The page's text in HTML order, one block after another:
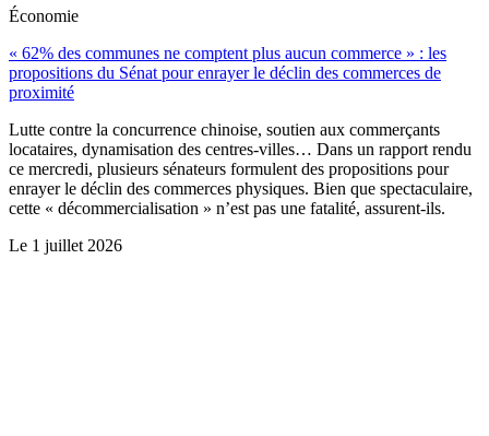
Économie
« 62% des communes ne comptent plus aucun commerce » : les
propositions du Sénat pour enrayer le déclin des commerces de
proximité
Lutte contre la concurrence chinoise, soutien aux commerçants
locataires, dynamisation des centres-villes… Dans un rapport rendu
ce mercredi, plusieurs sénateurs formulent des propositions pour
enrayer le déclin des commerces physiques. Bien que spectaculaire,
cette « décommercialisation » n’est pas une fatalité, assurent-ils.
Le 1 juillet 2026